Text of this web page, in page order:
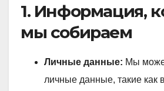
1. Информация,
мы собираем
Личные данные: Мы
личные данные, такие как